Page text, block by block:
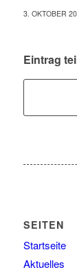
3. OKTOBER
Eintrag
SEITEN
Startseite
Aktuelles